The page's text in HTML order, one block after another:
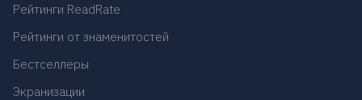
Рейтинги ReadRate
Рейтинги от знаменитостей
Бестселлеры
Экранизации